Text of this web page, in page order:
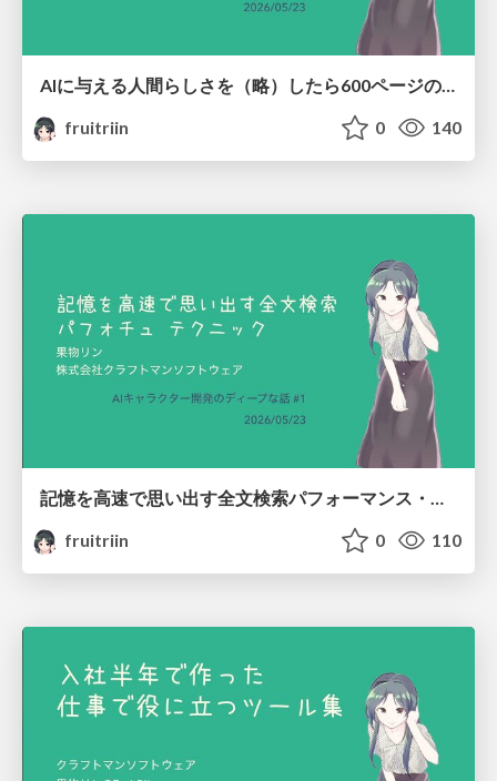
fruitriin
0 140
記憶を高速で思い出す全文検索パフォーマンス・チューニング テクニック/How to make your AI recall, quickly
fruitriin
0 110